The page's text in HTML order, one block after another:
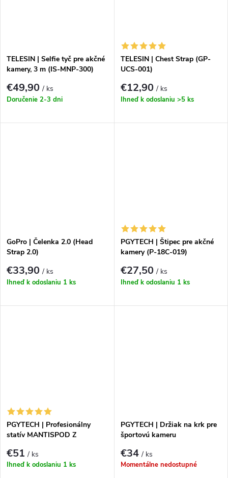
TELESIN | Selfie tyč pre akčné
kamery, 3 m (IS-MNP-300)
€49,90/ ks
Doručenie 2-3 dni
TELESIN | Chest Strap (GP-
UCS-001)
€12,90/ ks
Ihneď k odoslaniu >5 ks
GoPro | Čelenka 2.0 (Head
Strap 2.0)
€33,90/ ks
Ihneď k odoslaniu 1 ks
PGYTECH | Štipec pre akčné
kamery (P-18C-019)
€27,50/ ks
Ihneď k odoslaniu 1 ks
PGYTECH | Profesionálny
statív MANTISPOD Z
€51/ ks
Ihneď k odoslaniu 1 ks
PGYTECH | Držiak na krk pre
športovú kameru
€34/ ks
Momentálne nedostupné